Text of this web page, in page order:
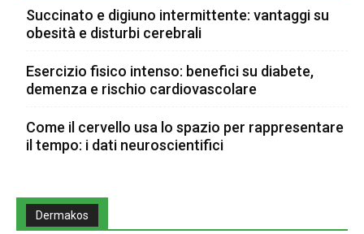
Succinato e digiuno intermittente: vantaggi su
obesità e disturbi cerebrali
Esercizio fisico intenso: benefici su diabete,
demenza e rischio cardiovascolare
Come il cervello usa lo spazio per rappresentare
il tempo: i dati neuroscientifici
Dermakos